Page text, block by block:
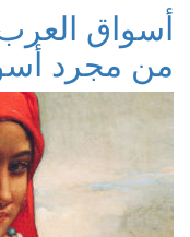
أسواق
من مجرد